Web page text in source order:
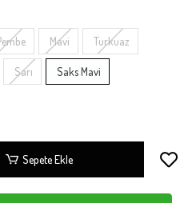
Mavi Turkuaz
Sarı Saks Mavi
Sepete Ekle